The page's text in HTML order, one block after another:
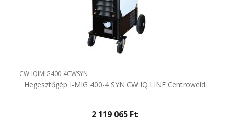
CW-IQIMIG400-4CWSYN
Hegesztőgép I-MIG 400-4 SYN CW IQ LINE Centroweld
2 119 065 Ft‎